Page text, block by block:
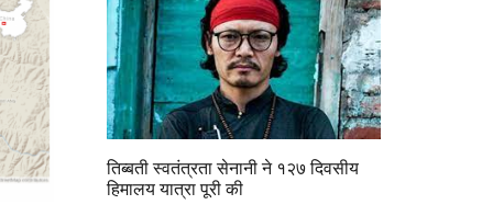
तिब्बती स्वतंत्रता सेनानी ने १२७ दिवसीय
हिमालय यात्रा पूरी की